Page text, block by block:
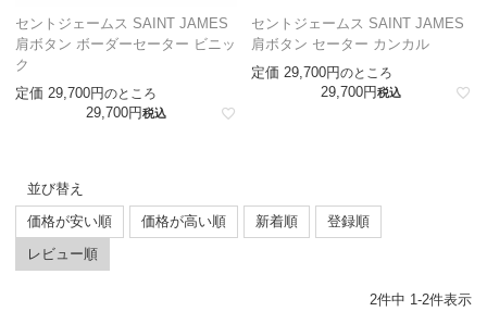
セントジェームス SAINT JAMES
肩ボタン ボーダーセーター ビニッ
ク
定価 29,700 のところ
29,700 税込
セントジェームス SAINT JAMES
肩ボタン セーター カンカル
定価 29,700 のところ
29,700 税込
並び替え
価格が安い順
価格が高い順 新着順
登録順
レビュー順
2件中 1-2件表示